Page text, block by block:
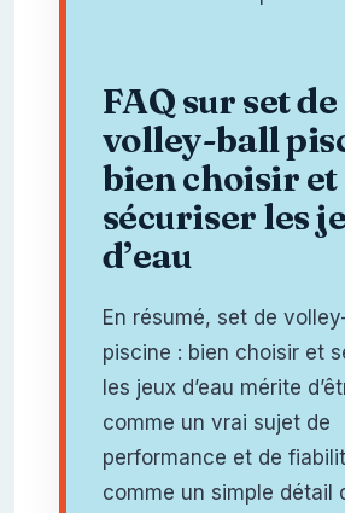
FAQ sur set de
volley-ball
bien choisir et
sécuriser les
d’eau
En résumé, set de
piscine : bien choisir et
les jeux d’eau mérite
comme un vrai sujet de
performance et de
comme un simple détail